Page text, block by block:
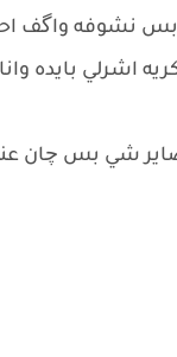
نشوفه واگف
اشرلي بايده
صاير شي بس چان